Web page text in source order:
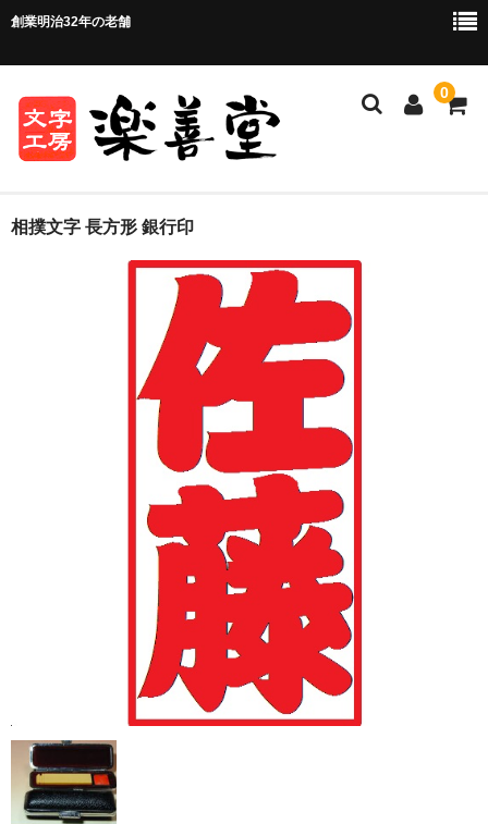
創業明治32年の老舗
0
ホーム
お支払い方法・送料について
印鑑リフォーム
外国人向けショップ
相撲文字 長方形 銀行印